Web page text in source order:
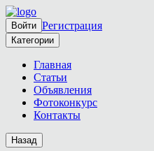
Войти Регистрация
Категории
Главная
Статьи
Объявления
Фотоконкурс
Контакты
Назад